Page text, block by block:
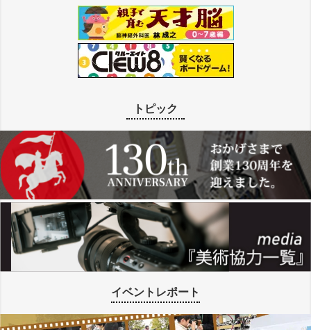
トピック
イベントレポート